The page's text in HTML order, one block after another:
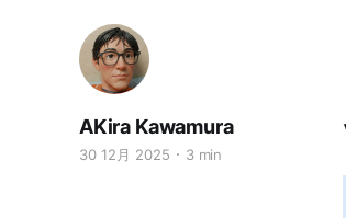
AKira Kawamura
30 12月 2025 3 min